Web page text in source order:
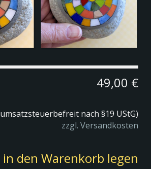
49,00 €
umsatzsteuerbefreit nach §19 UStG)
zzgl. Versandkosten
in den Warenkorb legen